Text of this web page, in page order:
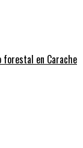
en Carache